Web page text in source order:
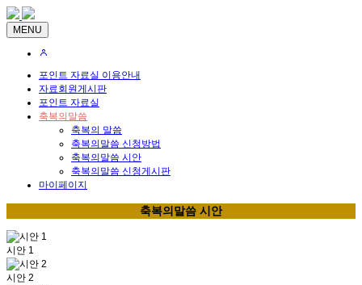
MENU
포인트 자료실 이용안내
자료회원게시판
포인트 자료실
축복의말씀
축복의 말씀
축복의말씀 신청방법
축복의말씀 시안
축복의말씀 신청게시판
마이페이지
축복의말씀 시안
시안 1
시안 2